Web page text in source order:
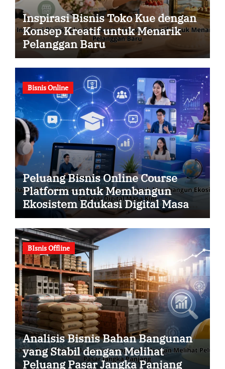
Inspirasi Bisnis Toko Kue dengan
Konsep Kreatif untuk Menarik
Pelanggan Baru
Bisnis Online
Peluang Bisnis Online Course
Platform untuk Membangun
Ekosistem Edukasi Digital Masa
Kini
BIsnis Offline
Analisis Bisnis Bahan Bangunan
yang Stabil dengan Melihat
Peluang Pasar Jangka Panjang